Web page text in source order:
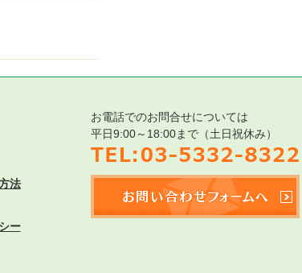
法
ー
お電話でのお問合せについては
平日9:00～18:00まで（土日祝休み）